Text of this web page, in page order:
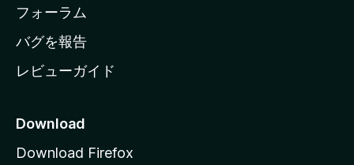
ジ
へ
フォーラム
バグを報告
レビューガイド
Download
Download Firefox